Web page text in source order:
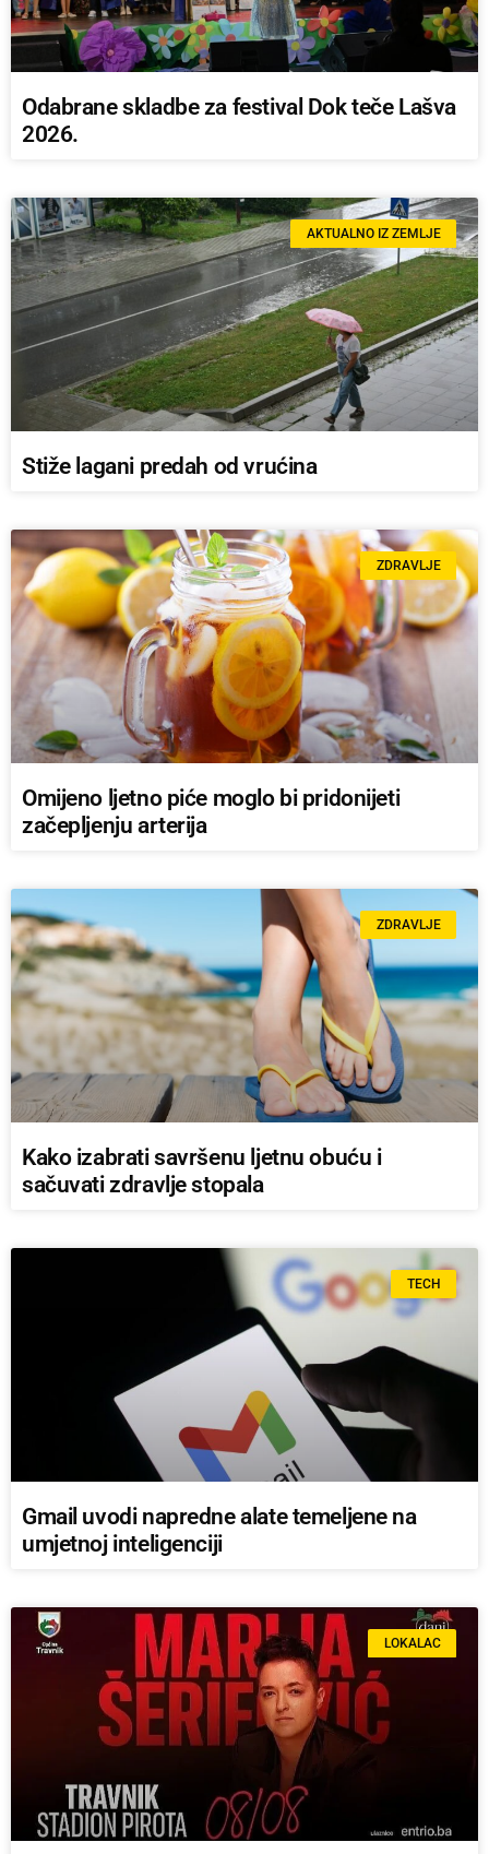
Odabrane skladbe za festival Dok teče Lašva
2026.
AKTUALNO IZ ZEMLJE
Stiže lagani predah od vrućina
ZDRAVLJE
Omijeno ljetno piće moglo bi pridonijeti
začepljenju arterija
ZDRAVLJE
Kako izabrati savršenu ljetnu obuću i
sačuvati zdravlje stopala
TECH
Gmail uvodi napredne alate temeljene na
umjetnoj inteligenciji
LOKALAC